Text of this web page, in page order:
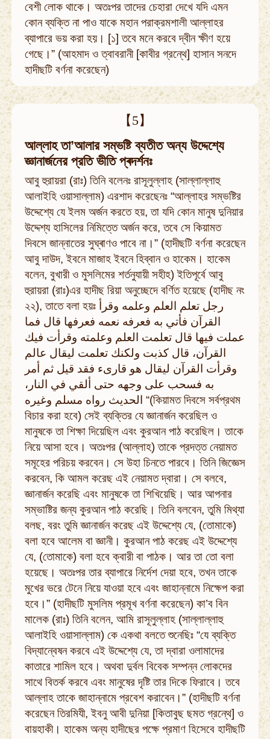
বেশী লোক থাকে। অতঃপর তাদের চেহারা দেখে যদি এমন
কোন ব্যক্তি না পাও যাকে মহান পরাক্রমশালী আল্লাহর
ব্যাপারে ভয় করা হয়। [১] তবে মনে করবে দ্বীন ক্ষীণ হয়ে
গেছে।” (আহমাদ ও ত্বাবরানী [কাবীর গ্রন্থে] হাসান সনদে
হাদীছটি বর্ণনা করেছেন)
【5】
আল্লাহ তা’আলার সম্ভষ্টি ব্যতীত অন্য উদ্দেশ্যে
জ্ঞানার্জনের প্রতি ভীতি প্ৰদৰ্শনঃ
আবু হুরায়রা (রাঃ) তিনি বলেনঃ রাসূলুল্লাহ (সাল্লাল্লাহু
আলাইহি ওয়াসাল্লাম) এরশাদ করেছেনঃ “আল্লাহর সম্ভষ্টির
উদ্দেশ্যে যে ইলম অর্জন করতে হয়, তা যদি কোন মানুষ দুনিয়ার
উদ্দেশ্য হাসিলের নিমিত্তে অর্জন করে, তবে সে কিয়ামত
দিবসে জান্নাতের সুঘ্ৰাণও পাবে না।” (হাদীছটি বর্ণনা করেছেন
আবু দাউদ, ইবনে মাজাহ ইবনে হিব্বান ও হাকেম। হাকেম
বলেন, বুখারী ও মুসলিমের শর্তনুযায়ী সহীহ) ইতিপূর্বে আবু
হুরায়রা (রাঃ)এর হাদীছ রিয়া অনুচ্ছেদে বর্ণিত হয়েছে (হাদীছ নং
২২), তাতে বলা হয়ঃ رجل تعلم العلم وعلمه وقرأ
القرآن فأتي به فعرفه نعمه فعرفها قال فما
عملت فيها قال تعلمت العلم وعلمته وقرأت فيك
القرآن، قال كذبت ولكنك تعلمت ليقال عالم
وقرأت القرآن ليقال هو قارىء فقد قيل ثم أمر
به فسحب على وجهه حتى ألقي في النار،
الحديث رواه مسلم وغيره “(কিয়ামত দিবসে সর্বপ্রথম
বিচার করা হবে) সেই ব্যক্তির যে জ্ঞানার্জন করেছিল ও
মানুষকে তা শিক্ষা দিয়েছিল এবং কুরআন পাঠ করেছিল। তাকে
নিয়ে আসা হবে। অতঃপর (আল্লাহ) তাকে প্রদত্ত নেয়ামত
সমূহের পরিচয় করবেন। সে উহা চিনতে পারবে। তিনি জিজ্ঞেস
করবেন, কি আমল করেছ এই নেয়ামত দ্বারা। সে বলবে,
জ্ঞানার্জন করেছি এবং মানুষকে তা শিখিয়েছি। আর আপনার
সম্ভাষ্টির জন্য কুরআন পাঠ করেছি। তিনি বলবেন, তুমি মিথ্যা
বলছ, বরং তুমি জ্ঞানার্জন করেছ এই উদ্দেশ্যে যে, (তোমাকে)
বলা হবে আলেম বা জ্ঞানী। কুরআন পাঠ করেছ এই উদ্দেশ্যে
যে, (তোমাকে) বলা হবে ক্বারী বা পাঠক। আর তা তো বলা
হয়েছে। অতঃপর তার ব্যাপারে নির্দেশ দেয়া হবে, তখন তাকে
মুখের ভরে টেনে নিয়ে যাওয়া হবে এবং জাহান্নামে নিক্ষেপ করা
হবে।” (হাদীছটি মুসলিম প্রমূখ বর্ণনা করেছেন) কা’ব বিন
মালেক (রাঃ) তিনি বলেন, আমি রাসূলুল্লাহ (সাল্লাল্লাহু
আলাইহি ওয়াসাল্লাম) কে একথা বলতে শুনেছিঃ “যে ব্যক্তি
বিদ্যান্বেষন করবে এই উদ্দেশ্যে যে, তা দ্বারা ওলামাদের
কাতারে শামিল হবে। অথবা দুর্বল বিবেক সম্পন্ন লোকদের
সাথে বিতর্ক করবে এবং মানুষের দৃষ্টি তার দিকে ফিরাবে। তবে
আল্লাহ তাকে জাহান্নামে প্রবেশ করাবেন।” (হাদীছটি বর্ণনা
করেছেন তিরমিযী, ইবনু আবী দুনিয়া [কিতাবুছ ছমত গ্রন্থে] ও
বায়হাকী। হাকেম অন্য হাদীছের পক্ষে প্রমাণ হিসেবে হাদীছটি